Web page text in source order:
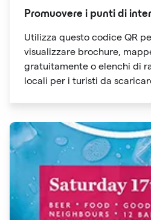
Promuovere i punti di
Utilizza questo codice QR
visualizzare brochure,
gratuitamente o elenchi di
locali per i turisti da